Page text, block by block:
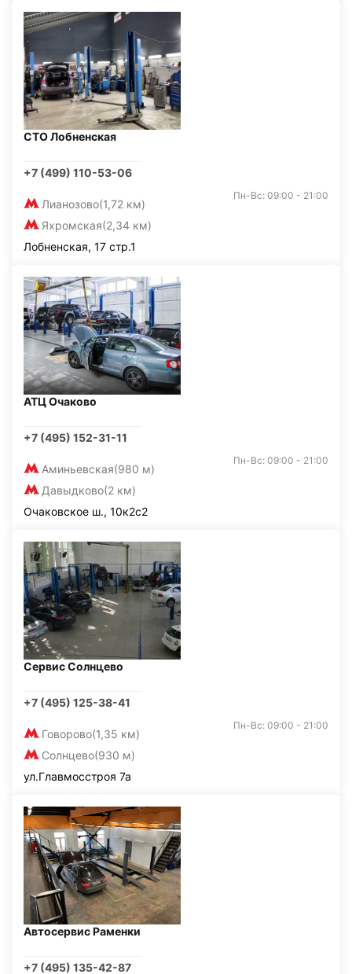
СТО Лобненская
+7 (499) 110-53-06
Лианозово(1,72 км)
Яхромская(2,34 км)
Пн-Вс: 09:00 - 21:00
Лобненская, 17 стр.1
АТЦ Очаково
+7 (495) 152-31-11
Аминьевская(980 м)
Давыдково(2 км)
Пн-Вс: 09:00 - 21:00
Очаковское ш., 10к2с2
Сервис Солнцево
+7 (495) 125-38-41
Говорово(1,35 км)
Солнцево(930 м)
Пн-Вс: 09:00 - 21:00
ул.Главмосстроя 7а
Автосервис Раменки
+7 (495) 135-42-87